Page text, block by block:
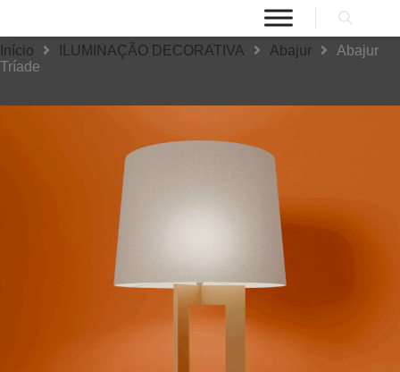
Início ILUMINAÇÃO DECORATIVA Abajur
Abajur
Tríade